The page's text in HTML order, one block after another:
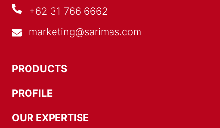
+62 31 766 6662
marketing@sarimas.com
PRODUCTS
PROFILE
OUR EXPERTISE